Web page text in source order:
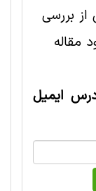
بررسی
مقاله
ایمیل